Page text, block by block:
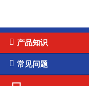
 产品知识
 常见问题